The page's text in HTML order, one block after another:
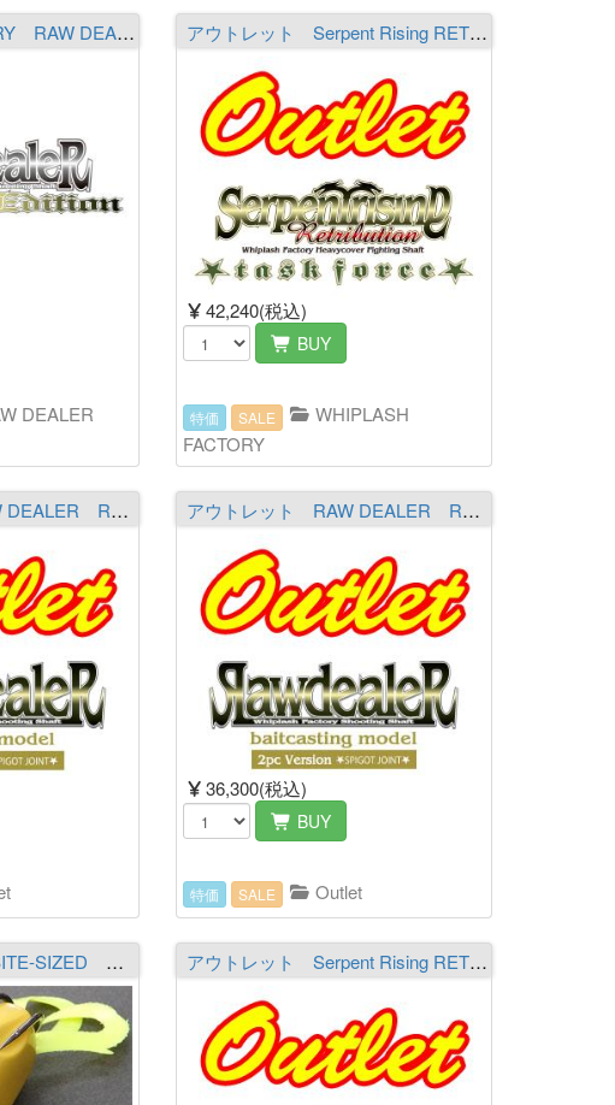
WHIPLASH FACTORY RAW DEALER EXTREME EDITION REX803HXXR3-TS［The Reign Of Terror］（送料￥1,300 ※沖縄除く）
DEALER
アウトレット Serpent Rising RETRIBUTION -Task Force- XSR703GX-TFS bds THE Aeronaga-boundless ※必ず商品詳細をご覧の上ご注文下さい。（送料￥2,000 ※沖縄除く）
42,240(税込)
BUY
特価 SALE
WHIPLASH
FACTORY
アウトレット RAW DEALER R705RRL-S2［The Entrancer］ ※必ず商品詳細をご覧の上ご注文下さい。（送料￥2,000 ※沖縄除く） アウトレット RAW DEALER R711RSL2［The Heaven Raiser］ ※必ず商品詳細をご覧の上ご注文下さい。（送料￥2,000 ※沖縄除く）
36,300(税込)
BUY
特価 SALE Outlet
Whiplash Factory BITE-SIZED MU マスタード アウトレット Serpent Rising RETRIBUTION -Task Force- XSR703JX-TFS bds THE Hydronaga-boundless ※必ず商品詳細をご覧の上ご注文下さい。（送料￥2,000 ※沖縄除く）